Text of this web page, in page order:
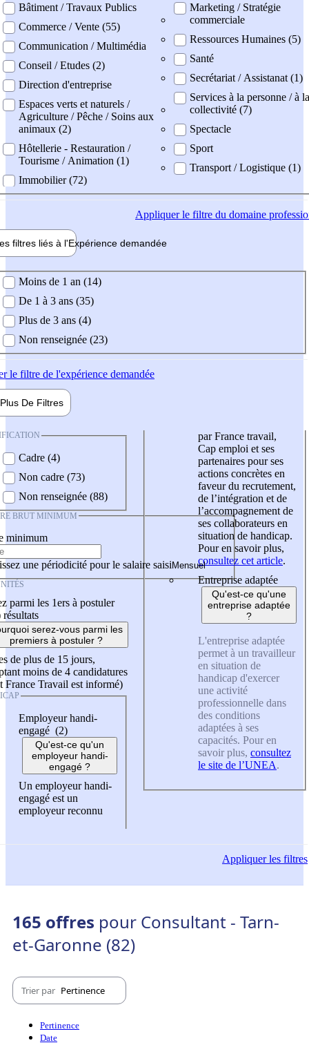
Bâtiment / Travaux Publics
Commerce / Vente (55)
Communication / Multimédia
Conseil / Etudes (2)
Direction d'entreprise
Espaces verts et naturels /
Agriculture / Pêche / Soins aux
animaux (2)
Hôtellerie - Restauration /
Tourisme / Animation (1)
Immobilier (72)
Marketing / Stratégie
commerciale
Ressources Humaines (5)
Santé
Secrétariat / Assistanat (1)
Services à la personne / à la
collectivité (7)
Spectacle
Sport
Transport / Logistique (1)
Appliquerle filtre du domaine
filtres liés à l'Expérience demandée
demandée
Moins de 1 an (14)
De 1 à 3 ans (35)
Plus de 3 ans (4)
Non renseignée (23)
le filtre de l'expérience demandée
Plus De Filtres
Cadre (4)
Non cadre (73)
Non renseignée (88)
BRUT MINIMUM
minimum
une périodicité pour le salaire saisi
parmi les 1ers à postuler
résultats
serez-vous parmi les
premiers à postuler ?
de plus de 15 jours,
moins de 4 candidatures
France Travail est informé)
Employeur handi-
engagé (2)
Qu'est-ce qu'un
employeur handi-
engagé ?
Un employeur handi-
engagé est un
employeur reconnu
par France travail,
Cap emploi et ses
partenaires pour ses
actions concrètes en
faveur du recrutement,
de l’intégration et de
l’accompagnement de
ses collaborateurs en
situation de handicap.
Pour en savoir plus,
consultez cet article.
Entreprise adaptée
Qu'est-ce qu'une
entreprise adaptée
?
L'entreprise adaptée
permet à un travailleur
en situation de
handicap d'exercer
une activité
professionnelle dans
des conditions
adaptées à ses
capacités. Pour en
savoir plus, consultez
le site de l’UNEA.
Appliquerles filtres
165 offres pour Consultant - Tarn-
et-Garonne (82)
Trier par Pertinence
Pertinence
Date